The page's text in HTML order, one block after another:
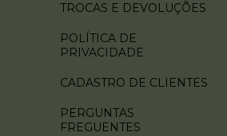
TROCAS E DEVOLUÇÕES
POLÍTICA DE
PRIVACIDADE
CADASTRO DE CLIENTES
PERGUNTAS
FREGUENTES